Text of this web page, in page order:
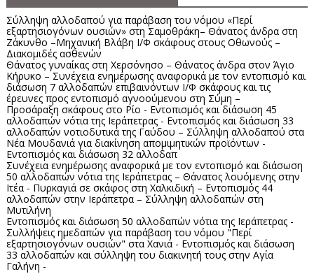
Σύλληψη αλλοδαπού για παράβαση του νόμου «Περί
εξαρτησιογόνων ουσιών» στη Σαμοθράκη– Θάνατος άνδρα στη
Ζάκυνθο –Μηχανική Βλάβη Ι/Φ σκάφους στους Οθωνούς –
Διακομιδές ασθενών
Θάνατος γυναίκας στη Χερσόνησο – Θάνατος άνδρα στον Άγιο
Κήρυκο – Συνέχεια ενημέρωσης αναφορικά με τον εντοπισμό και
διάσωση 7 αλλοδαπών επιβαινόντων Ι/Φ σκάφους και τις
έρευνες προς εντοπισμό αγνοούμενου στη Σύμη –
Προσάραξη σκάφους στο Ρίο - Εντοπισμός και διάσωση 45
αλλοδαπών νότια της Ιεράπετρας - Εντοπισμός και διάσωση 33
αλλοδαπών νοτιοδυτικά της Γαύδου – Σύλληψη αλλοδαπού στα
Νέα Μουδανιά για διακίνηση απομιμητικών προϊόντων -
Εντοπισμός και διάσωση 32 αλλοδαπ
Συνέχεια ενημέρωσης αναφορικά με τον εντοπισμό και διάσωση
50 αλλοδαπών νότια της Ιεράπετρας – Θάνατος λουόμενης στην
Ιτέα - Πυρκαγιά σε σκάφος στη Χαλκιδική – Εντοπισμός 44
αλλοδαπών στην Ιεράπετρα – Σύλληψη αλλοδαπών στη
Μυτιλήνη
Εντοπισμός και διάσωση 50 αλλοδαπών νότια της Ιεράπετρας -
Συλλήψεις ημεδαπών για παράβαση του νόμου "Περί
εξαρτησιογόνων ουσιών" στα Χανιά - Εντοπισμός και διάσωση
33 αλλοδαπών και σύλληψη του διακινητή τους στην Αγία
Γαλήνη -